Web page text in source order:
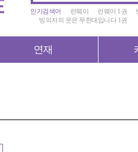
인기검색어 런웨이 런웨이 1권
빙의자의 운은 무한대입니다 1권
연재